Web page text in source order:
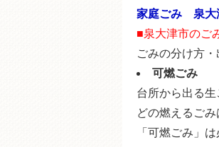
家庭ごみ 泉大
■泉大津市のご
ごみの分け方
可燃ごみ
台所から出る
どの燃えるごみ
「可燃ごみ」